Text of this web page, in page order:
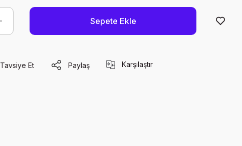
Sepete Ekle
Tavsiye Et Paylaş Karşılaştır